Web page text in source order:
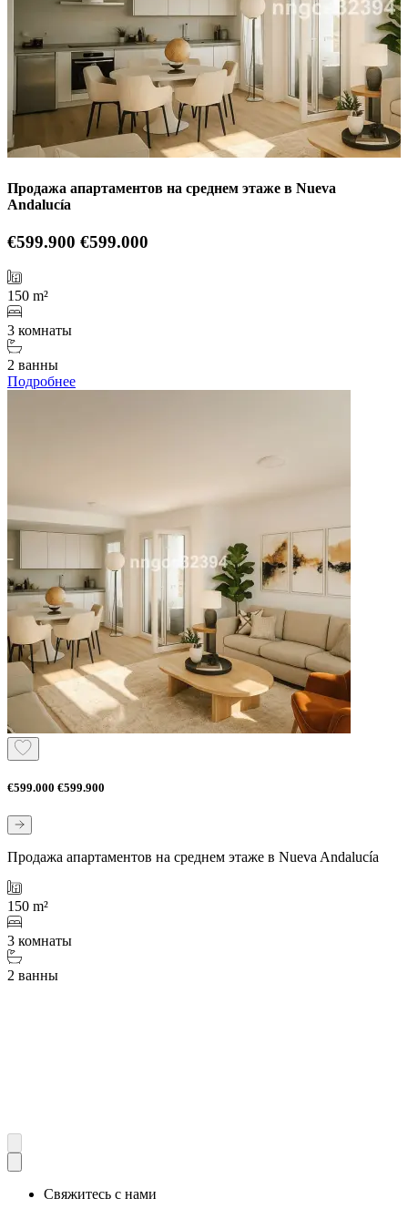
Продажа апартаментов на среднем этаже в Nueva
Andalucía
€599.900 €599.000
150 m²
3 комнаты
2 ванны
Подробнее
€599.000 €599.900
Продажа апартаментов на среднем этаже в Nueva Andalucía
150 m²
3 комнаты
2 ванны
Свяжитесь с нами